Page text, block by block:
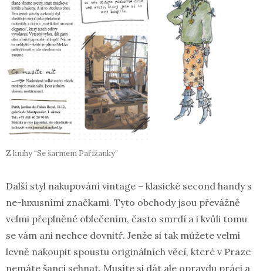
Z knihy “Se šarmem Pařížanky”
Další styl nakupování vintage – klasické second handy s
ne-luxusními značkami. Tyto obchody jsou převážně
velmi přeplněné oblečením, často smrdí a i kvůli tomu
se vám ani nechce dovnitř. Jenže si tak můžete velmi
levně nakoupit spoustu originálních věcí, které v Praze
nemáte šanci sehnat. Musíte si dát ale opravdu práci a